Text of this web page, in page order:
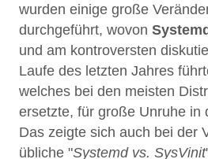
wurden einige große
durchgeführt, wovon
und am kontroversten
Laufe des letzten Jahres
welches bei den meisten
ersetzte, für große Unruhe in
Das zeigte sich auch bei der
übliche "Systemd vs. SysVinit